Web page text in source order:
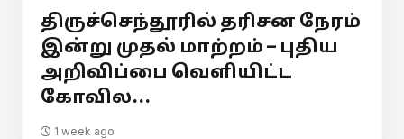
திருச்செந்தூரில் தரிசன நேரம்
இன்று முதல் மாற்றம் – புதிய
அறிவிப்பை வெளியிட்ட
கோவில...
1 week ago